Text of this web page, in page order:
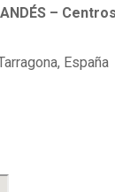
–
España